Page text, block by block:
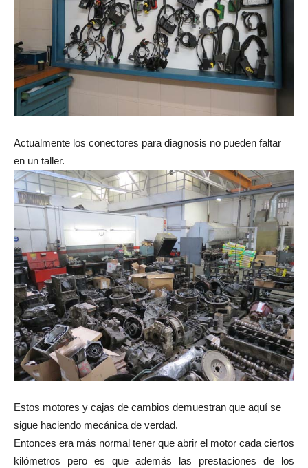
Actualmente los conectores para diagnosis no pueden faltar
en un taller.
Estos motores y cajas de cambios demuestran que aquí se
sigue haciendo mecánica de verdad.
Entonces era más normal tener que abrir el motor cada ciertos
kilómetros pero es que además las prestaciones de los